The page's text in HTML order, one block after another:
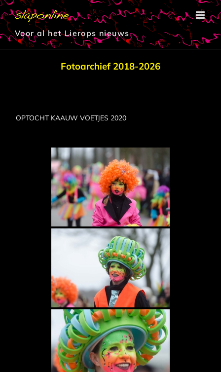
Ga
naar
inhoud
Voor al het Lierops nieuws
Fotoarchief 2018-2026
OPTOCHT KAAUW VOETJES 2020